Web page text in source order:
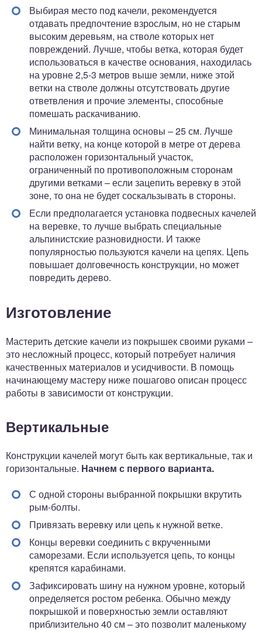
Выбирая место под качели, рекомендуется
отдавать предпочтение взрослым, но не старым
высоким деревьям, на стволе которых нет
повреждений. Лучше, чтобы ветка, которая будет
использоваться в качестве основания, находилась
на уровне 2,5-3 метров выше земли, ниже этой
ветки на стволе должны отсутствовать другие
ответвления и прочие элементы, способные
помешать раскачиванию.
Минимальная толщина основы – 25 см. Лучше
найти ветку, на конце которой в метре от дерева
расположен горизонтальный участок,
ограниченный по противоположным сторонам
другими ветками – если зацепить веревку в этой
зоне, то она не будет соскальзывать в стороны.
Если предполагается установка подвесных качелей
на веревке, то лучше выбрать специальные
альпинистские разновидности. И также
популярностью пользуются качели на цепях. Цепь
повышает долговечность конструкции, но может
повредить дерево.
Изготовление
Мастерить детские качели из покрышек своими руками –
это несложный процесс, который потребует наличия
качественных материалов и усидчивости. В помощь
начинающему мастеру ниже пошагово описан процесс
работы в зависимости от конструкции.
Вертикальные
Конструкции качелей могут быть как вертикальные, так и
горизонтальные. Начнем с первого варианта.
С одной стороны выбранной покрышки вкрутить
рым-болты.
Привязать веревку или цепь к нужной ветке.
Концы веревки соединить с вкрученными
саморезами. Если используется цепь, то концы
крепятся карабинами.
Зафиксировать шину на нужном уровне, который
определяется ростом ребенка. Обычно между
покрышкой и поверхностью земли оставляют
приблизительно 40 см – это позволит маленькому